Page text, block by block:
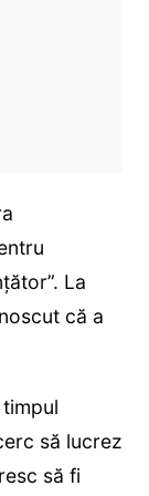
La
că a
să lucrez
să fi